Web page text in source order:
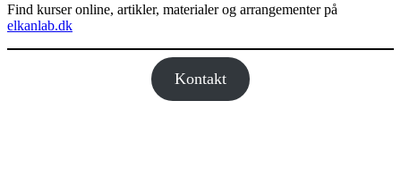
Find kurser online, artikler, materialer og arrangementer på
elkanlab.dk
Kontakt